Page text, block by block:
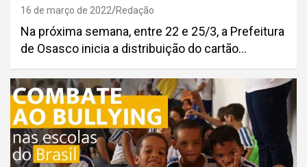
16 de março de 2022 Redação
Na próxima semana, entre 22 e 25/3, a Prefeitura
de Osasco inicia a distribuição do cartão…